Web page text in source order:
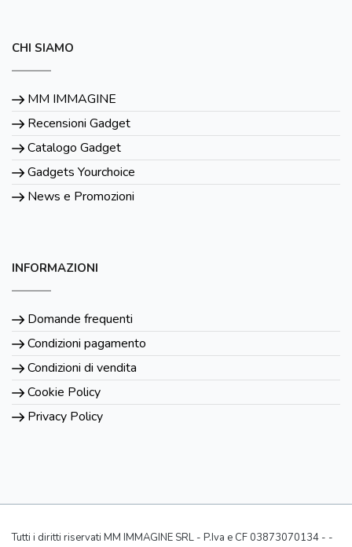
CHI SIAMO
MM IMMAGINE
Recensioni Gadget
Catalogo Gadget
Gadgets Yourchoice
News e Promozioni
INFORMAZIONI
Domande frequenti
Condizioni pagamento
Condizioni di vendita
Cookie Policy
Privacy Policy
Tutti i diritti riservati MM IMMAGINE SRL - P.Iva e CF 03873070134 - -